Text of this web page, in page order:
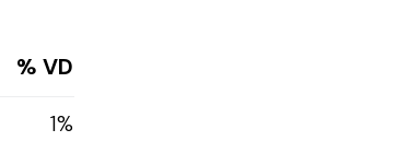
% VD
1%